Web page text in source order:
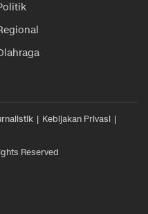
Kebijakan Privasi
Reserved